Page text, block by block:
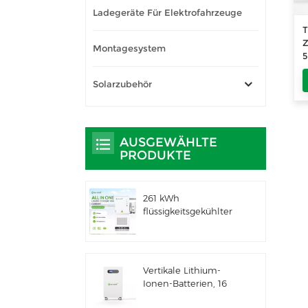
Ladegeräte Für Elektrofahrzeuge
Montagesystem
Solarzubehör
AUSGEWÄHLTE
PRODUKTE
261 kWh
flüssigkeitsgekühlter
Anwendungen IP66
ESS
Vertikale Lithium-
Ionen-Batterien, 16